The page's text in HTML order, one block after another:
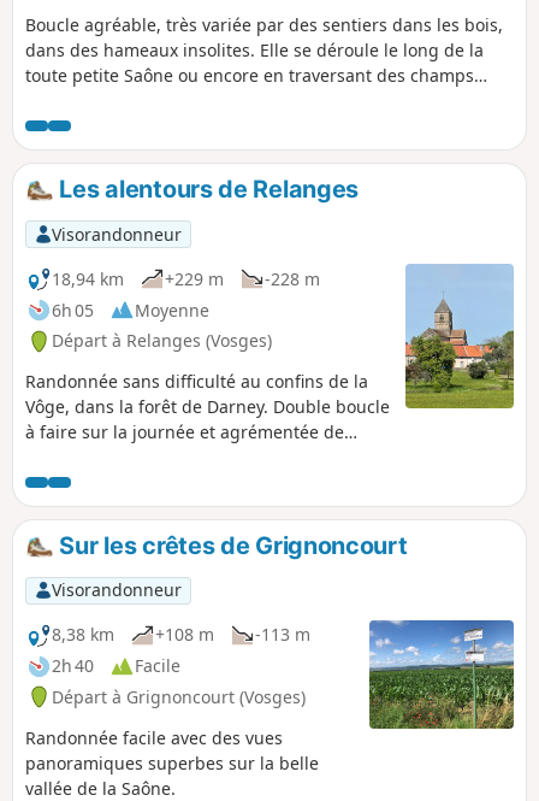
Boucle agréable, très variée par des sentiers dans les bois,
dans des hameaux insolites. Elle se déroule le long de la
toute petite Saône ou encore en traversant des champs
Les alentours de Relanges
Visorandonneur
18,94 km
+229 m
-228 m
6h 05
Moyenne
Départ à Relanges (Vosges)
Randonnée sans difficulté au confins de la
Vôge, dans la forêt de Darney. Double boucle
à faire sur la journée et agrémentée de
époques .
Sur les crêtes de Grignoncourt
Visorandonneur
8,38 km
+108 m
-113 m
2h 40
Facile
Départ à Grignoncourt (Vosges)
Randonnée facile avec des vues
panoramiques superbes sur la belle
vallée de la Saône.